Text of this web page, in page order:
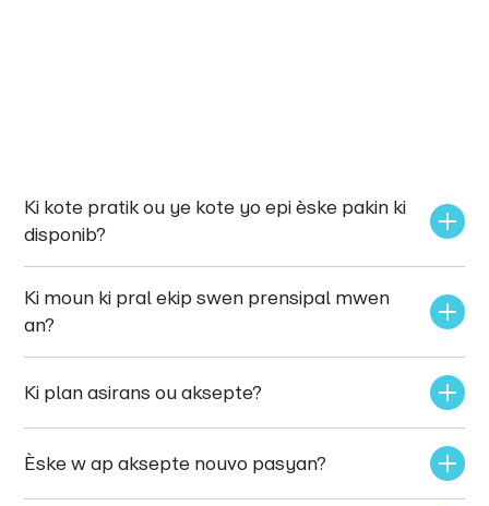
Ki kote pratik ou ye kote yo epi èske pakin ki
disponib?
Ki moun ki pral ekip swen prensipal mwen
an?
Ki plan asirans ou aksepte?
Èske w ap aksepte nouvo pasyan?